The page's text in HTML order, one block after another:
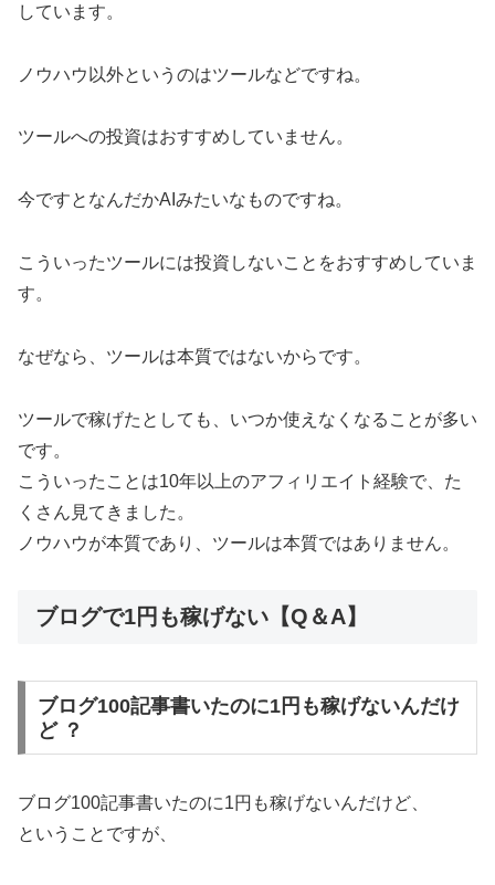
しています。
ノウハウ以外というのはツールなどですね。
ツールへの投資はおすすめしていません。
今ですとなんだかAIみたいなものですね。
こういったツールには投資しないことをおすすめしていま
す。
なぜなら、ツールは本質ではないからです。
ツールで稼げたとしても、いつか使えなくなることが多い
です。
こういったことは10年以上のアフィリエイト経験で、た
くさん見てきました。
ノウハウが本質であり、ツールは本質ではありません。
ブログで1円も稼げない【Q＆A】
ブログ100記事書いたのに1円も稼げないんだけ
ど ？
ブログ100記事書いたのに1円も稼げないんだけど、
ということですが、